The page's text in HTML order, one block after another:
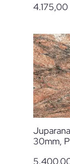
4.175,00
30mm,